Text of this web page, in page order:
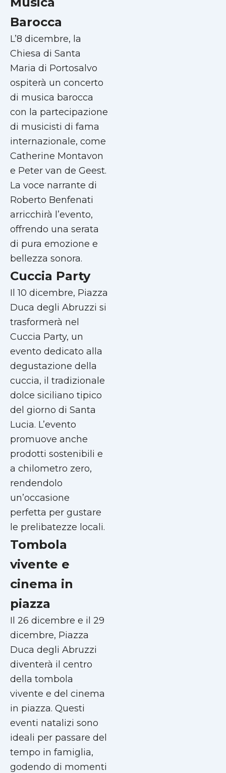
Barocca
L’8 dicembre, la
Chiesa di Santa
Maria di Portosalvo
ospiterà un concerto
di musica barocca
con la partecipazione
di musicisti di fama
internazionale, come
Catherine Montavon
e Peter van de Geest.
La voce narrante di
Roberto Benfenati
arricchirà l’evento,
offrendo una serata
di pura emozione e
bellezza sonora.
Cuccia Party
Il 10 dicembre, Piazza
Duca degli Abruzzi si
trasformerà nel
Cuccia Party, un
evento dedicato alla
degustazione della
cuccia, il tradizionale
dolce siciliano tipico
del giorno di Santa
Lucia. L’evento
promuove anche
prodotti sostenibili e
a chilometro zero,
rendendolo
un’occasione
perfetta per gustare
le prelibatezze locali.
Tombola
vivente e
cinema in
piazza
Il 26 dicembre e il 29
dicembre, Piazza
Duca degli Abruzzi
diventerà il centro
della tombola
vivente e del cinema
in piazza. Questi
eventi natalizi sono
ideali per passare del
tempo in famiglia,
godendo di momenti